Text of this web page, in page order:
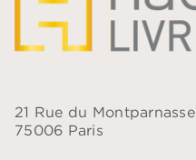
21 Rue du Montparnasse
75006 Paris